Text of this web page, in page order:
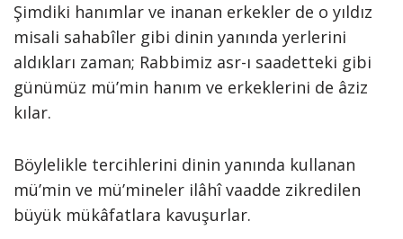
Şimdiki hanımlar ve inanan erkekler de o yıldız
misali sahabîler gibi dinin yanında yerlerini
aldıkları zaman; Rabbimiz asr-ı saadetteki gibi
günümüz mü’min hanım ve erkeklerini de âziz
kılar.
Böylelikle tercihlerini dinin yanında kullanan
mü’min ve mü’mineler ilâhî vaadde zikredilen
büyük mükâfatlara kavuşurlar.